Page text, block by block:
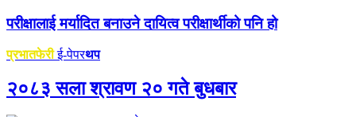
परीक्षालाई मर्यादित बनाउने दायित्व परीक्षार्थीको पनि हो
प्रभातफेरीई-पेपरथप
२०८३ सला श्रावण २० गते बुधबार